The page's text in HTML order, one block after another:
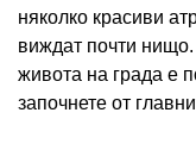
няколко красиви
виждат почти нищо.
живота на града е
започнете от